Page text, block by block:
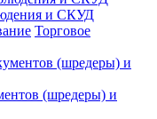
и СКУД
Торговое
(шредеры) и